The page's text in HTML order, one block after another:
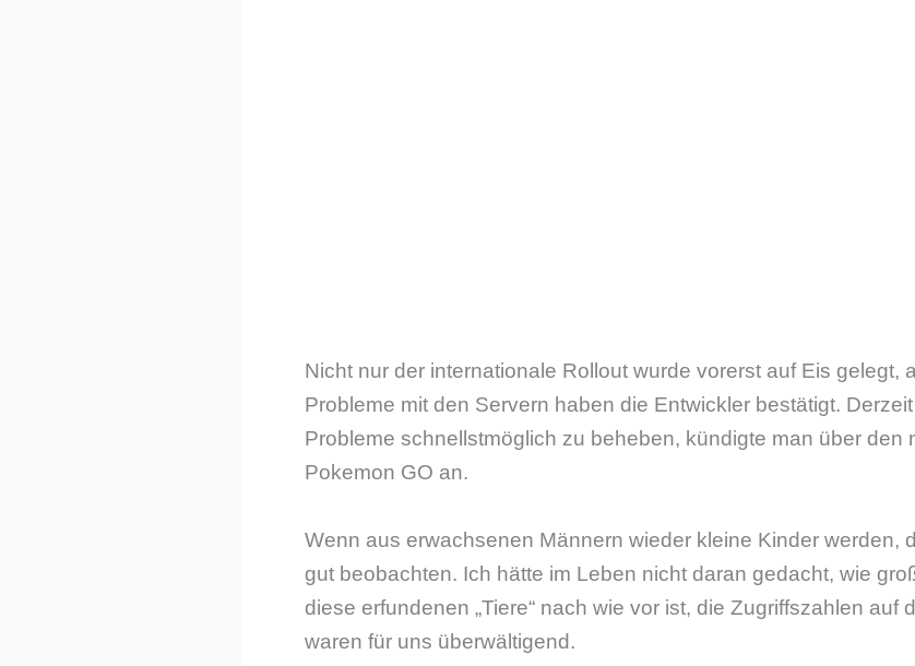
Nicht nur der internationale Rollout wurde vorerst auf Eis gelegt,
Probleme mit den Servern haben die Entwickler bestätigt.
Probleme schnellstmöglich zu beheben, kündigte man über den
Pokemon GO an.
Wenn aus erwachsenen Männern wieder kleine Kinder werden,
gut beobachten. Ich hätte im Leben nicht daran gedacht, wie
diese erfundenen „Tiere“ nach wie vor ist, die Zugriffszahlen auf
waren für uns überwältigend.